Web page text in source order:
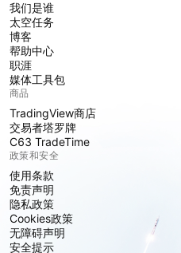
我们是谁
太空任务
博客
帮助中心
职涯
媒体工具包
商品
TradingView商店
交易者塔罗牌
C63 TradeTime
政策和安全
使用条款
免责声明
隐私政策
Cookies政策
无障碍声明
安全提示